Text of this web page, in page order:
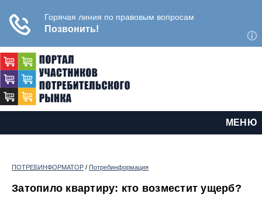
МЕНЮ
ПОТРЕБИНФОРМАТОР / Потребинформация
Затопило квартиру: кто возместит ущерб?